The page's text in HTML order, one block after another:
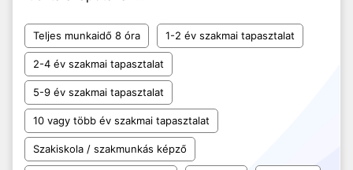
Teljes munkaidő 8 óra 1-2 év szakmai tapasztalat
2-4 év szakmai tapasztalat
5-9 év szakmai tapasztalat
10 vagy több év szakmai tapasztalat
Szakiskola / szakmunkás képző